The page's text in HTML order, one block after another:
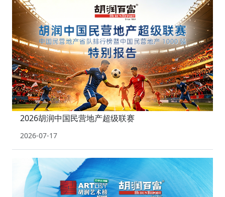
2026胡润中国民营地产超级联赛
2026-07-17